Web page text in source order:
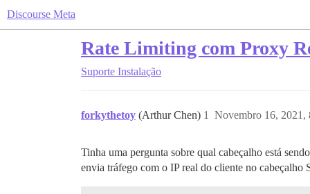
Discourse Meta
Rate Limiting com Proxy
Suporte Instalação
forkythetoy (Arthur Chen) Novembro 16, 2021,
1
Tinha uma pergunta sobre qual cabeçalho está
envia tráfego com o IP real do cliente no cabeçalho